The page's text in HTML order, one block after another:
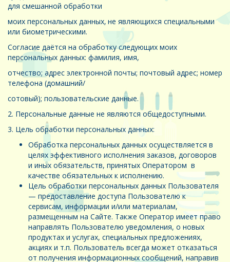
для смешанной обработки
моих персональных данных‚ не являющихся специальными
или биометрическими.
Согласие даётся на обработку следующих моих
персональных данных: фамилия, имя,
отчество; адрес электронной почты; почтовый адрес; номер
телефона (домашний/
сотовый); пользовательские данные.
2. Персональные данные не являются общедоступными.
3. Цель обработки персональных данных:
Обработка персональных данных осуществляется в
целях эффективного исполнения заказов, договоров
и иных обязательств, принятых Оператором в
качестве обязательных к исполнению.
Цель обработки персональных данных Пользователя
— предоставление доступа Пользователю к
сервисам, информации и/или материалам,
размещенным на Сайте. Также Оператор имеет право
направлять Пользователю уведомления, о новых
продуктах и услугах, специальных предложениях,
акциях и т.п. Пользователь всегда может отказаться
от получения информационных сообщений, направив